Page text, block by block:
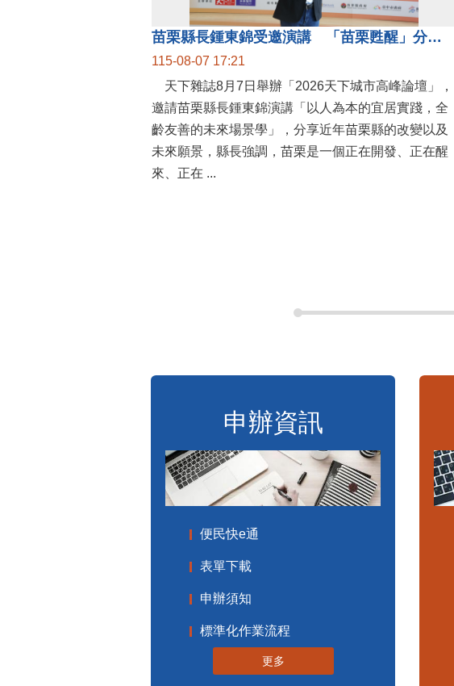
苗栗縣長鍾東錦受邀演講 「苗栗甦醒」分享近年轉變
115-08-07 17:21
天下雜誌8月7日舉辦「2026天下城市高峰論壇」，
邀請苗栗縣長鍾東錦演講「以人為本的宜居實踐，全
齡友善的未來場景學」，分享近年苗栗縣的改變以及
未來願景，縣長強調，苗栗是一個正在開發、正在醒
來、正在 ...
申辦資訊
便民快e通
表單下載
申辦須知
標準化作業流程
更多